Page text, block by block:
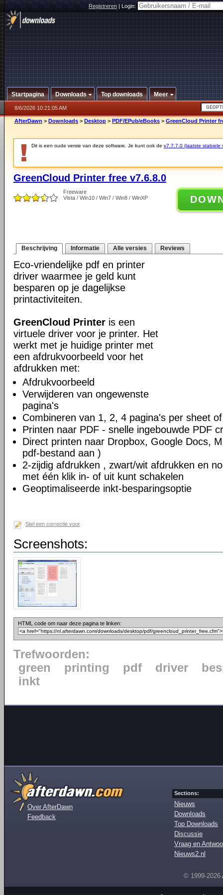
Registreren|Login:
Startpagina Downloads Top downloads Meer
8/6/2026 10:21:05 AM
AfterDawn > Downloads > Desktop > PDF/EPub/eBooks > GreenCloud Printer
Dit is een oude versie van deze software. Je kunt ook de v7.7.7.0 (laatste stabiele
GreenCloud Printer free v7.6.8.0
Freeware
Vista / Win10 / Win7 / Win8 / WinXP
Beschrijving Informatie Alle versies Reviews
Eco-vriendelijke pdf en printer
driver waarmee je geld kunt
besparen op je dagelijkse
printactiviteiten.
GreenCloud Printer is een
virtuele driver voor je printer. Het
werkt met je huidige printer met
een afdrukvoorbeeld voor het
afdrukken met:
Afdrukvoorbeeld
Verwijderen van ongewenste
pagina's
Combineren van 1, 2, 4 pagina's per sheet
Printen naar PDF - snelle ingebouwde PDF
Direct printen naar Dropbox, Google Docs,
pdf-bestand aan )
2-zijdig afdrukken , zwart/wit afdrukken en
met één klik in- of uit kunt schakelen
Geoptimaliseerde inkt-besparingsoptie
Stel een correctie voor
Screenshots:
HTML code om naar deze pagina te linken:
Trefwoorden:
green
printing pdf driver
inkt
Over AfterDawn
Feedback
Sections:
Nieuws
Downloads
Top Downloads
Discussie
Vraag en
Nieuws2.nl
© 1999-2026